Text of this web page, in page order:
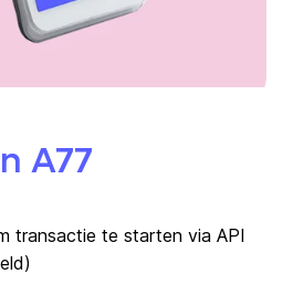
A77
transactie te starten via API